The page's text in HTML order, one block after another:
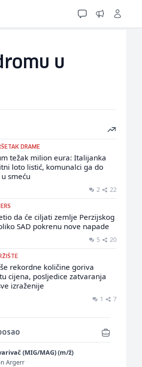
u
DRAME
težak milion eura: Italijanka
loto listić, komunalci ga do
smeću
2 22
da će ciljati zemlje Perzijskog
SAD pokrenu nove napade
5 20
rekordne količine goriva
cijena, posljedice zatvaranja
izraženije
1 7
(MIG/MAG) (m/ž)
Argerr